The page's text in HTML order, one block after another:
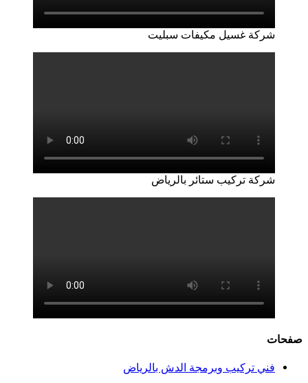
شركة غسيل مكيفات سبليت
شركة تركيب ستائر بالرياض
صفحات
فني تركيب وبرمجة الدش بالرياض